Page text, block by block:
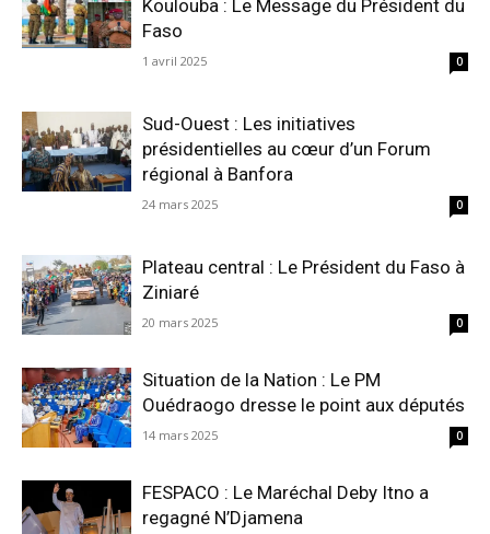
Koulouba : Le Message du Président du
Faso
1 avril 2025 0
Sud-Ouest : Les initiatives
présidentielles au cœur d’un Forum
régional à Banfora
24 mars 2025 0
Plateau central : Le Président du Faso à
Ziniaré
20 mars 2025 0
Situation de la Nation : Le PM
Ouédraogo dresse le point aux députés
14 mars 2025 0
FESPACO : Le Maréchal Deby Itno a
regagné N’Djamena